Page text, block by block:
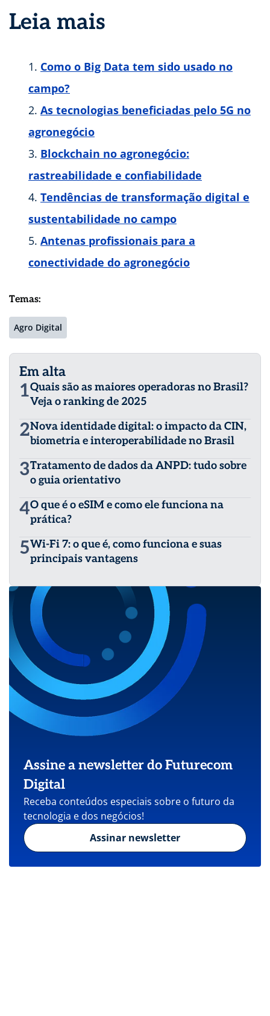
Leia mais
Como o Big Data tem sido usado no
campo?
As tecnologias beneficiadas pelo 5G no
agronegócio
Blockchain no agronegócio:
rastreabilidade e confiabilidade
Tendências de transformação digital e
sustentabilidade no campo
Antenas profissionais para a
conectividade do agronegócio
Temas:
Agro Digital
Em alta
1Quais são as maiores operadoras no Brasil?
Veja o ranking de 2025
2Nova identidade digital: o impacto da CIN,
biometria e interoperabilidade no Brasil
3Tratamento de dados da ANPD: tudo sobre
o guia orientativo
4O que é o eSIM e como ele funciona na
prática?
5Wi-Fi 7: o que é, como funciona e suas
principais vantagens
Assine a newsletter do Futurecom
Digital
Receba conteúdos especiais sobre o futuro da
tecnologia e dos negócios!
Assinar newsletter